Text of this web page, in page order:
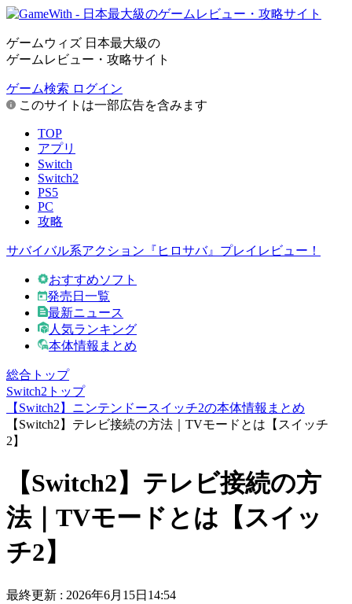
ゲームウィズ 日本最大級の
ゲームレビュー・攻略サイト
ゲーム検索 ログイン
このサイトは一部広告を含みます
TOP
アプリ
Switch
Switch2
PS5
PC
攻略
サバイバル系アクション『ヒロサバ』プレイレビュー！
おすすめソフト
発売日一覧
最新ニュース
人気ランキング
本体情報まとめ
総合トップ
Switch2トップ
【Switch2】ニンテンドースイッチ2の本体情報まとめ
【Switch2】テレビ接続の方法｜TVモードとは【スイッチ
2】
【Switch2】テレビ接続の方
法｜TVモードとは【スイッ
チ2】
最終更新 : 2026年6月15日14:54